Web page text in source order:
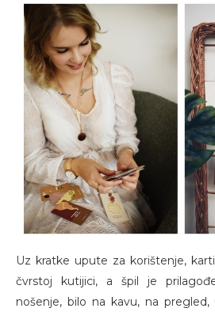
Uz kratke upute za korištenje,
čvrstoj kutijici, a špil je
nošenje, bilo na kavu, na